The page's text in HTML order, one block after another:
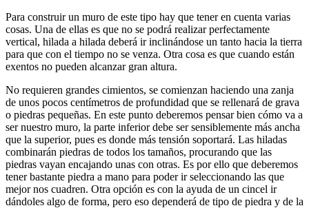
Para construir un muro de este tipo hay que tener en cuenta varias
cosas. Una de ellas es que no se podrá realizar perfectamente
vertical, hilada a hilada deberá ir inclinándose un tanto hacia la tierra
para que con el tiempo no se venza. Otra cosa es que cuando están
exentos no pueden alcanzar gran altura.
No requieren grandes cimientos, se comienzan haciendo una zanja
de unos pocos centímetros de profundidad que se rellenará de grava
o piedras pequeñas. En este punto deberemos pensar bien cómo va a
ser nuestro muro, la parte inferior debe ser sensiblemente más ancha
que la superior, pues es donde más tensión soportará. Las hiladas
combinarán piedras de todos los tamaños, procurando que las
piedras vayan encajando unas con otras. Es por ello que deberemos
tener bastante piedra a mano para poder ir seleccionando las que
mejor nos cuadren. Otra opción es con la ayuda de un cincel ir
dándoles algo de forma, pero eso dependerá de tipo de piedra y de la